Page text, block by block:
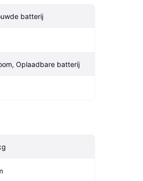
batterij
Oplaadbare batterij